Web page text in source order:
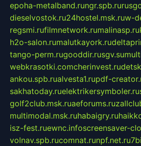
epoha-metalband.rungr.spb.ru
dieselvostok.ru24hostel.msk.ruw-
regsmi.rufilmnetwork.rumalinasp.ru
h2o-salon.rumalutkayork.ru
tango-perm.rugooddir.rusgv.su
webkrasotki.comcherinvest.ru
ankou.spb.rualvesta1.rupdf-
sakhatoday.ruelektrikersymboler.ru
golf2club.msk.ruaeforums.ru
multimodal.msk.ruhabaigry.ru
isz-fest.ruewnc.infoscreensaver-
volnav.spb.rucomnat.runpf.net.ru